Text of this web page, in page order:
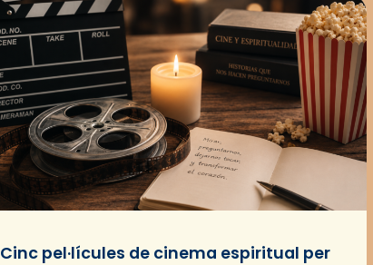
Cinc pel·lícules de cinema espiritual per